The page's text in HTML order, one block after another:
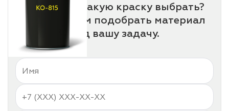
Не знаете, какую краску выбрать?
Мы поможем подобрать материал
под вашу задачу.